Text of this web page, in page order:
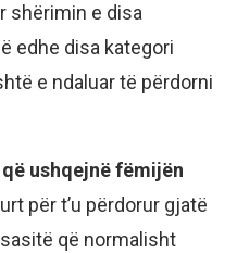
shërimin e disa
edhe disa kategori
e ndaluar të përdorni
ushqejnë fëmijën
për t’u përdorur gjatë
që normalisht